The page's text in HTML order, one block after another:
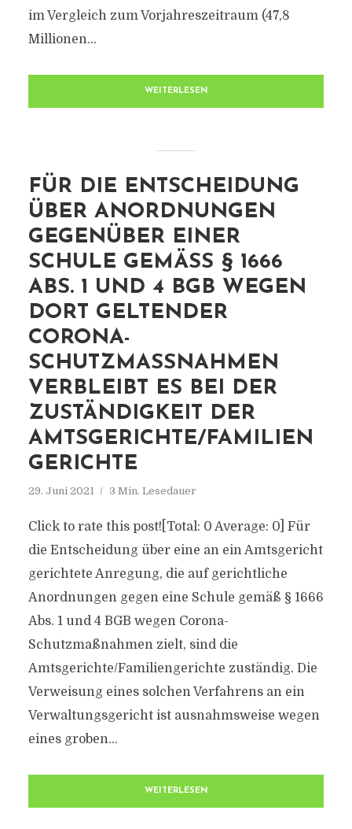
im Vergleich zum Vorjahreszeitraum (47,8
Millionen...
WEITERLESEN
FÜR DIE ENTSCHEIDUNG
ÜBER ANORDNUNGEN
GEGENÜBER EINER
SCHULE GEMÄSS § 1666 A
BS. 1 UND 4 BGB WEGEN D
ORT GELTENDER C
ORONA-S
CHUTZMASSNAHMEN VE
RBLEIBT ES BEI DER ZU
STÄNDIGKEIT DER AM
TSGERICHTE/FAMILIENGE
RICHTE
29. Juni 2021 3 Min. Lesedauer
Click to rate this post![Total: 0 Average: 0] Für
die Entscheidung über eine an ein Amtsgericht
gerichtete Anregung, die auf gerichtliche
Anordnungen gegen eine Schule gemäß § 1666
Abs. 1 und 4 BGB wegen Corona-
Schutzmaßnahmen zielt, sind die
Amtsgerichte/Familiengerichte zuständig. Die
Verweisung eines solchen Verfahrens an ein
Verwaltungsgericht ist ausnahmsweise wegen
eines groben...
WEITERLESEN